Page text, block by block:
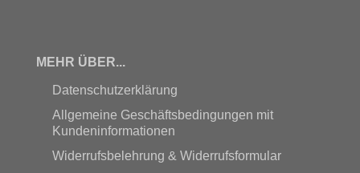
MEHR ÜBER...
Datenschutzerklärung
Allgemeine Geschäftsbedingungen mit
Kundeninformationen
Widerrufsbelehrung & Widerrufsformular